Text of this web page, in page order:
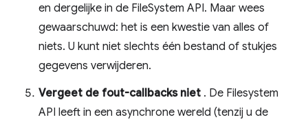
en dergelijke in de FileSystem API. Maar wees
gewaarschuwd: het is een kwestie van alles of
niets. U kunt niet slechts één bestand of stukjes
gegevens verwijderen.
Vergeet de fout-callbacks niet . De Filesystem
API leeft in een asynchrone wereld (tenzij u de